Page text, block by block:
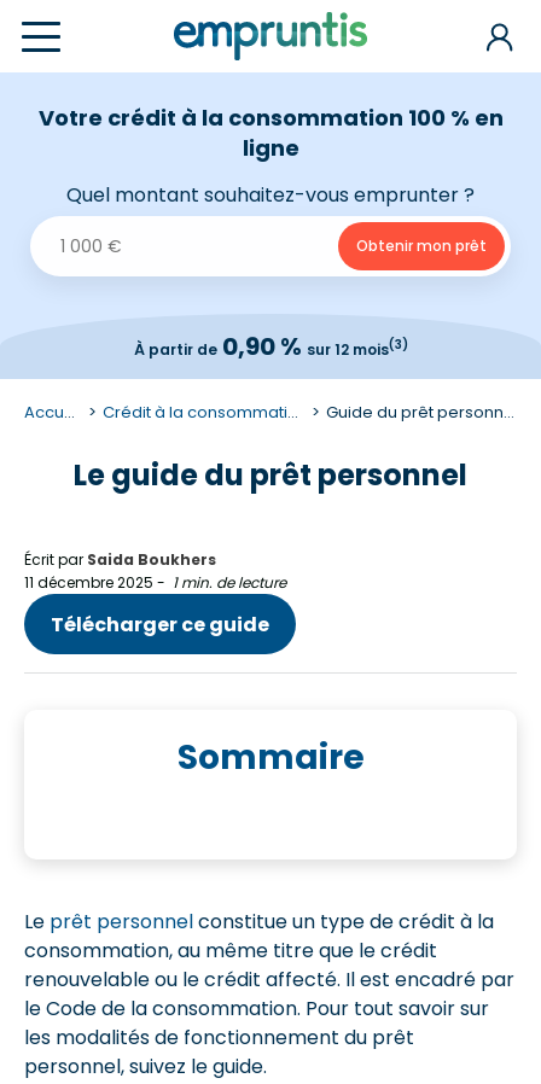
Votre crédit à la consommation 100 % en
ligne
Quel montant souhaitez-vous emprunter ?
À partir de0,90 % sur 12 mois(3)
Accueil Crédit à la consommation Guide du prêt personnel
Le guide du prêt personnel
Écrit par Saida Boukhers
11 décembre 2025 - 1 min. de lecture
Télécharger ce guide
Sommaire
Le prêt personnelconstitue un type de crédit à la
consommation, au même titre que le crédit
renouvelable ou le crédit affecté. Il est encadré par
le Code de la consommation. Pour tout savoir sur
les modalités de fonctionnement du prêt
personnel, suivez le guide.